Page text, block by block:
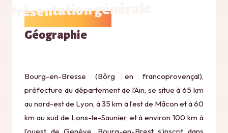
Présentation générale
Géographie
Bourg-en-Bresse (Bôrg en francoprovençal),
préfecture du département de l’Ain, se situe à 65 km
au nord-est de Lyon, à 35 km à l’est de Mâcon et à 60
km au sud de Lons-le-Saunier, et à environ 100 km à